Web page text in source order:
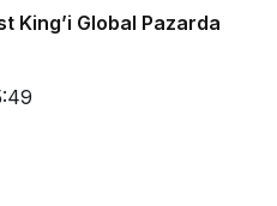
King’i Global Pazarda